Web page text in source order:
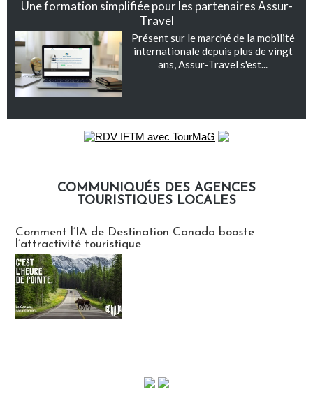
Une formation simplifiée pour les partenaires Assur-
Travel
Présent sur le marché de la mobilité
internationale depuis plus de vingt
ans, Assur-Travel s'est...
COMMUNIQUÉS DES AGENCES
TOURISTIQUES LOCALES
Comment l’IA de Destination Canada booste
l’attractivité touristique